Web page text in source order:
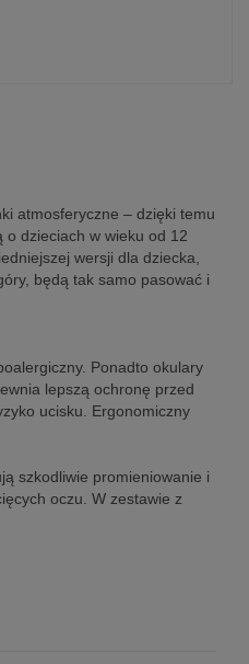
atmosferyczne – dzięki temu
o dzieciach w wieku od 12
wersji dla dziecka,
będą tak samo pasować i
Ponadto okulary
lepszą ochronę przed
ucisku. Ergonomiczny
szkodliwie promieniowanie i
oczu. W zestawie z